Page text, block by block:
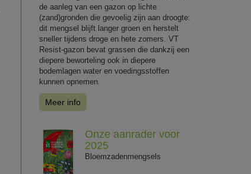
de aanleg van een gazon op lichte
(zand)gronden die gevoelig zijn aan droogte:
dit mengsel blijft langer groen en herstelt
sneller tijdens droge en hete zomers. VT
Resist-gazon bevat grassen die dankzij een
diepere beworteling ook in diepere
bodemlagen water en voedingsstoffen
kunnen opnemen.
Meer info
Onze aanrader voor
2025
Bloemzadenmengsels